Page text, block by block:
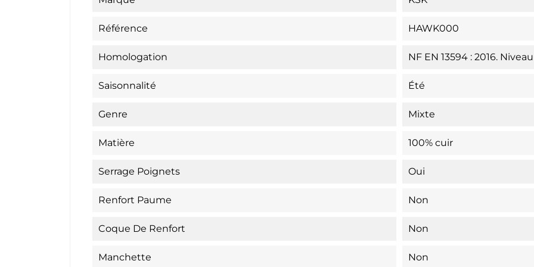
Référence HAWK000
Homologation NF EN 13594 : 2016. Niveau
Saisonnalité Été
Genre Mixte
Matière 100% cuir
Serrage Poignets Oui
Renfort Paume Non
Coque De Renfort Non
Manchette Non